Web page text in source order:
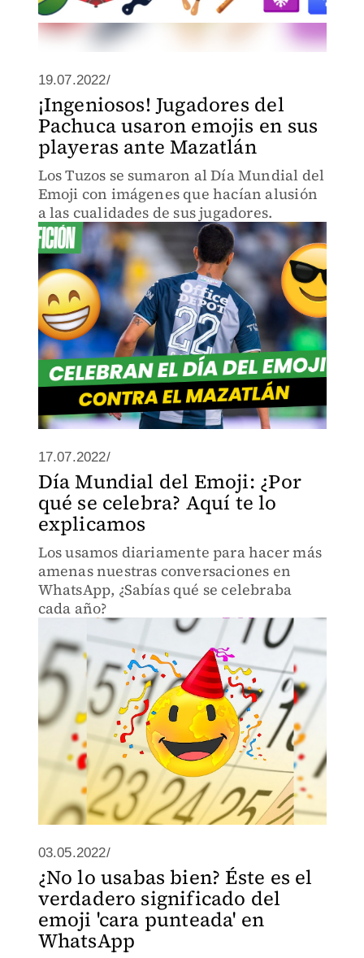
19.07.2022/
¡Ingeniosos! Jugadores del
Pachuca usaron emojis en sus
playeras ante Mazatlán
Los Tuzos se sumaron al Día Mundial del
Emoji con imágenes que hacían alusión
a las cualidades de sus jugadores.
17.07.2022/
Día Mundial del Emoji: ¿Por
qué se celebra? Aquí te lo
explicamos
Los usamos diariamente para hacer más
amenas nuestras conversaciones en
WhatsApp, ¿Sabías qué se celebraba
cada año?
03.05.2022/
¿No lo usabas bien? Éste es el
verdadero significado del
emoji 'cara punteada' en
WhatsApp